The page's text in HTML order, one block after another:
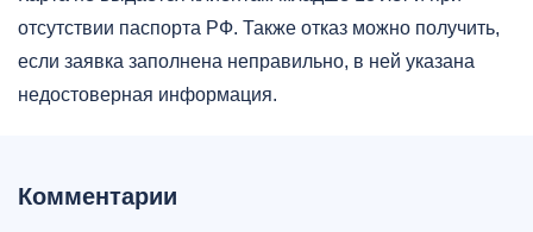
отсутствии паспорта РФ. Также отказ можно получить,
если заявка заполнена неправильно, в ней указана
недостоверная информация.
Комментарии